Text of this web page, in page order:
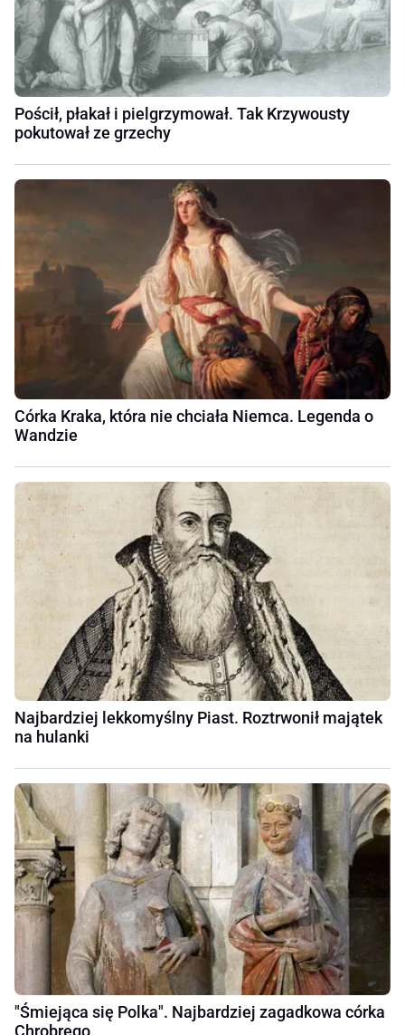
Pościł, płakał i pielgrzymował. Tak Krzywousty
pokutował ze grzechy
Córka Kraka, która nie chciała Niemca. Legenda o
Wandzie
Najbardziej lekkomyślny Piast. Roztrwonił majątek
na hulanki
"Śmiejąca się Polka". Najbardziej zagadkowa córka